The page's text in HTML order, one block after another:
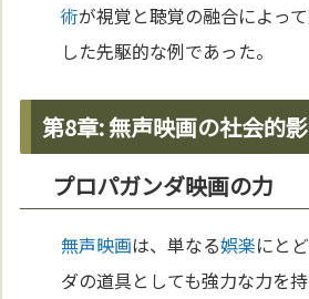
術が視覚と聴覚の融合によっ
した先駆的な例であった。
第8章: 無声映画の社会的
プロパガンダ映画の力
無声映画は、単なる娯楽にと
ダの道具としても強力な力を